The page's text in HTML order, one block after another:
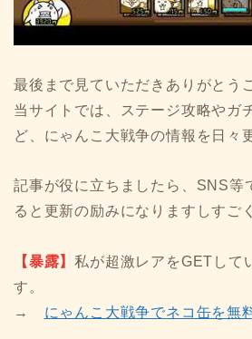
最後まで見ていただきありがとう
当サイトでは、ステージ攻略やガ
ど、にゃんこ大戦争の情報を日々
記事が役に立ちましたら、SNS等
ると更新の励みになりますしすご
【暴露】私が超激レアをGETして
す。
→ にゃんこ大戦争でネコ缶を無